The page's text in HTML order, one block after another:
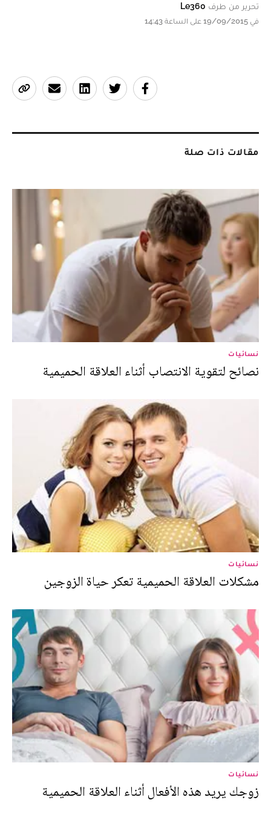
تحرير من طرف Le360
في 19/09/2015 على الساعة 14:43
مقالات ذات صلة
نسائيات
نصائح لتقوية الانتصاب أثناء العلاقة الحميمية
نسائيات
مشكلات العلاقة الحميمية تعكر حياة الزوجين
نسائيات
زوجك يريد هذه الأفعال أثناء العلاقة الحميمية